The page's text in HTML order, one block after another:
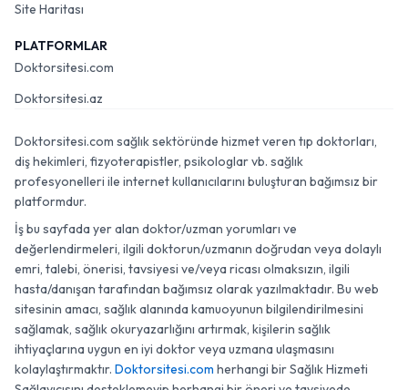
Site Haritası
PLATFORMLAR
Doktorsitesi.com
Doktorsitesi.az
Doktorsitesi.com sağlık sektöründe hizmet veren tıp doktorları,
diş hekimleri, fizyoterapistler, psikologlar vb. sağlık
profesyonelleri ile internet kullanıcılarını buluşturan bağımsız bir
platformdur.
İş bu sayfada yer alan doktor/uzman yorumları ve
değerlendirmeleri, ilgili doktorun/uzmanın doğrudan veya dolaylı
emri, talebi, önerisi, tavsiyesi ve/veya ricası olmaksızın, ilgili
hasta/danışan tarafından bağımsız olarak yazılmaktadır. Bu web
sitesinin amacı, sağlık alanında kamuoyunun bilgilendirilmesini
sağlamak, sağlık okuryazarlığını artırmak, kişilerin sağlık
ihtiyaçlarına uygun en iyi doktor veya uzmana ulaşmasını
kolaylaştırmaktır. Doktorsitesi.com herhangi bir Sağlık Hizmeti